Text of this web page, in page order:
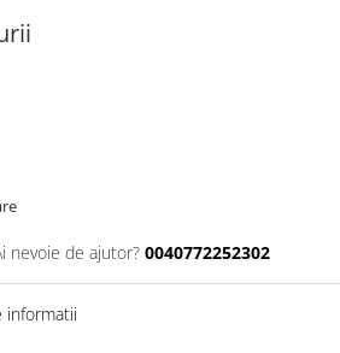
nevoie de ajutor? 0040772252302
informatii